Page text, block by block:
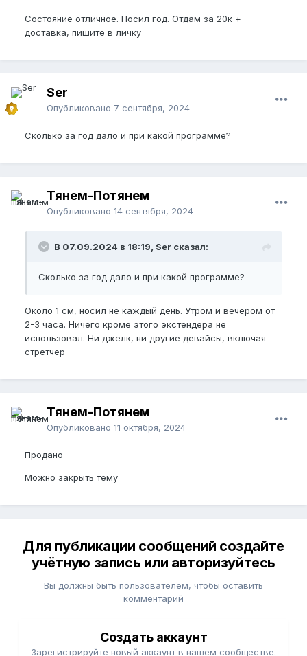
Состояние отличное. Носил год. Отдам за 20к +
доставка, пишите в личку
Ser
Опубликовано 7 сентября, 2024
Сколько за год дало и при какой программе?
Тянем-Потянем
Опубликовано 14 сентября, 2024
В 07.09.2024 в 18:19, Ser сказал:
Сколько за год дало и при какой программе?
Около 1 см, носил не каждый день. Утром и вечером от
2-3 часа. Ничего кроме этого экстендера не
использовал. Ни джелк, ни другие девайсы, включая
стретчер
Тянем-Потянем
Опубликовано 11 октября, 2024
Продано
Можно закрыть тему
Для публикации сообщений создайте
учётную запись или авторизуйтесь
Вы должны быть пользователем, чтобы оставить
комментарий
Создать аккаунт
Зарегистрируйте новый аккаунт в нашем сообществе.